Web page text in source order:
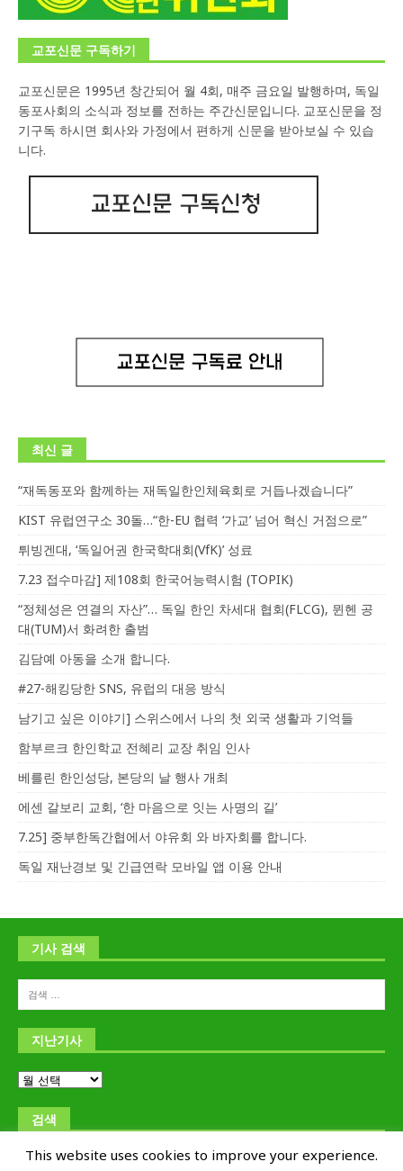
교포신문 구독하기
교포신문은 1995년 창간되어 월 4회, 매주 금요일 발행하며, 독일
동포사회의 소식과 정보를 전하는 주간신문입니다. 교포신문을 정
기구독 하시면 회사와 가정에서 편하게 신문을 받아보실 수 있습
니다.
최신 글
“재독동포와 함께하는 재독일한인체육회로 거듭나겠습니다”
KIST 유럽연구소 30돌…“한-EU 협력 ‘가교’ 넘어 혁신 거점으로”
튀빙겐대, ‘독일어권 한국학대회(VfK)’ 성료
7.23 접수마감] 제108회 한국어능력시험 (TOPIK)
“정체성은 연결의 자산”… 독일 한인 차세대 협회(FLCG), 뮌헨 공
대(TUM)서 화려한 출범
김담예 아동을 소개 합니다.
#27-해킹당한 SNS, 유럽의 대응 방식
남기고 싶은 이야기] 스위스에서 나의 첫 외국 생활과 기억들
함부르크 한인학교 전혜리 교장 취임 인사
베를린 한인성당, 본당의 날 행사 개최
에센 갈보리 교회, ‘한 마음으로 잇는 사명의 길’
7.25] 중부한독간협에서 야유회 와 바자회를 합니다.
독일 재난경보 및 긴급연락 모바일 앱 이용 안내
기사 검색
지난기사
검색
This website uses cookies to improve your experience.